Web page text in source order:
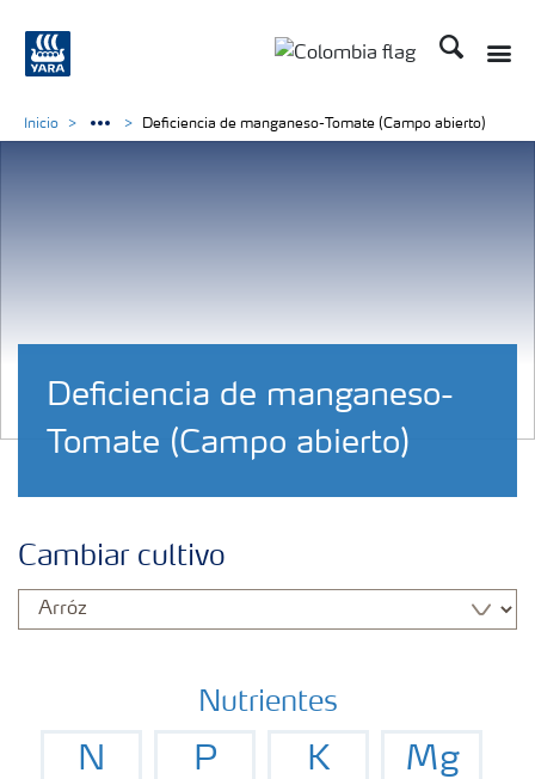
Buscar
Deficiencia de manganeso-
Tomate (Campo abierto)
Inicio Deficiencia de manganeso-Tomate (Campo abierto)
Cambiar cultivo
Nutrientes
N P K Mg